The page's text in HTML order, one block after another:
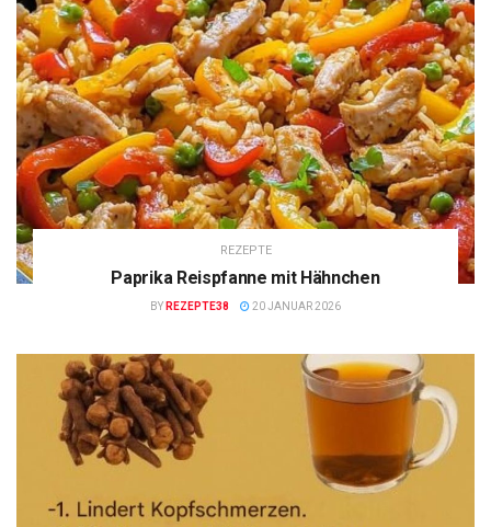
REZEPTE
Paprika Reispfanne mit Hähnchen
BY REZEPTE38 20 JANUAR 2026